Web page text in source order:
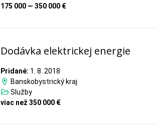
175 000 — 350 000 €
Dodávka elektrickej energie
Pridané: 1. 8. 2018
Banskobystrický kraj
Služby
viac než 350 000 €